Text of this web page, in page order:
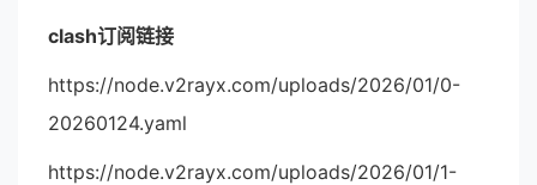
clash订阅链接
https://node.v2rayx.com/uploads/2026/01/0-
20260124.yaml
https://node.v2rayx.com/uploads/2026/01/1-